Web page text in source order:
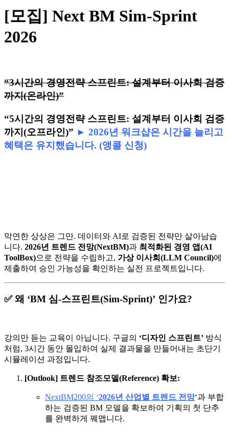
[모집] Next BM Sim-Sprint
2026
“3시간의 경영전략 스프린트: 설계부터 이사회 검증
까지(온라인)”
“5시간의 경영전략 스프린트: 설계부터 이사회 검증
까지(오프라인)” ► 2026년 워크샵은 시간을 늘리고
혜택은 유지했습니다. (앵콜 신청)
막연한 상상은 그만. 데이터와 AI로 검증된 전략만 살아남습
니다. 2026년 트렌드 전망(NextBM)과 최적화된 경영 앱(AI
ToolBox)으로 전략을 수립하고, 가상 이사회(LLM Council)에
제출하여 승인 가능성을 확인하는 실전 프로젝트입니다.
✅ 왜 ‘BM 심-스프린트(Sim-Sprint)’ 인가요?
강의만 듣는 교육이 아닙니다. 구글의 ‘디자인 스프린트’ 방식
처럼, 3시간 동안 몰입하여 실제 결과물을 만들어내는 초단기
시뮬레이션 과정입니다.
[Outlook] 트렌드 참조모델(Reference) 확보:
NextBM200의 ‘2026년 산업별 트렌드 전망‘과 부합
하는 검증된 BM 모델을 확보하여 기획의 첫 단추
를 완벽하게 꿰맵니다.